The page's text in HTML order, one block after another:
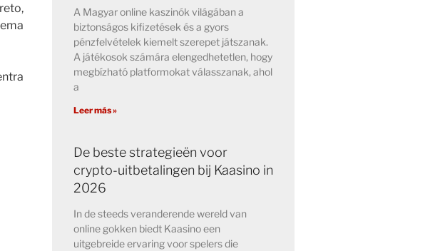
A Magyar online kaszinók világában a
biztonságos kifizetések és a gyors
pénzfelvételek kiemelt szerepet játszanak.
A játékosok számára elengedhetetlen, hogy
megbízható platformokat válasszanak, ahol
a
Leer más »
De beste strategieën voor
crypto-uitbetalingen bij Kaasino in
2026
In de steeds veranderende wereld van
online gokken biedt Kaasino een
uitgebreide ervaring voor spelers die